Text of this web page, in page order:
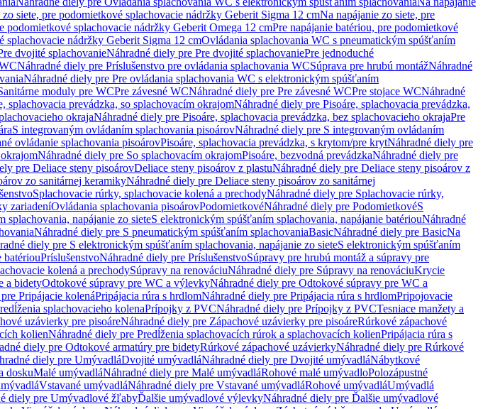
siete, pre podomietkové splachovacie nádržky Geberit Sigma 12 cmNa napájanie zo siete, pre
podomietkové splachovacie nádržky Geberit Omega 12 cmPre napájanie batériou, pre podomietkové
splachovacie nádržky Geberit Sigma 12 cmOvládania splachovania WC s pneumatickým spúšťaním
dvojité splachovanieNáhradné diely pre Pre dvojité splachovaniePre jednoduché
Náhradné diely pre Príslušenstvo pre ovládania splachovania WCSúprava pre hrubú montážNáhradné
Náhradné diely pre Pre ovládania splachovania WC s elektronickým spúšťaním
moduly pre WCPre závesné WCNáhradné diely pre Pre závesné WCPre stojace WCNáhradné
splachovacia prevádzka, so splachovacím okrajomNáhradné diely pre Pisoáre, splachovacia prevádzka,
okrajaNáhradné diely pre Pisoáre, splachovacia prevádzka, bez splachovacieho okrajaPre
S integrovaným ovládaním splachovania pisoárovNáhradné diely pre S integrovaným ovládaním
ovládanie splachovania pisoárovPisoáre, splachovacia prevádzka, s krytom/pre krytNáhradné diely pre
Náhradné diely pre So splachovacím okrajomPisoáre, bezvodná prevádzkaNáhradné diely pre
pre Deliace steny pisoárovDeliace steny pisoárov z plastuNáhradné diely pre Deliace steny pisoárov z
zo sanitárnej keramikyNáhradné diely pre Deliace steny pisoárov zo sanitárnej
Splachovacie rúrky, splachovacie kolená a prechodyNáhradné diely pre Splachovacie rúrky,
zariadeníOvládania splachovania pisoárovPodomietkovéNáhradné diely pre PodomietkovéS
napájanie zo sieteS elektronickým spúšťaním splachovania, napájanie batériouNáhradné
Náhradné diely pre S pneumatickým spúšťaním splachovaniaBasicNáhradné diely pre BasicNa
diely pre S elektronickým spúšťaním splachovania, napájanie zo sieteS elektronickým spúšťaním
batériouPríslušenstvoNáhradné diely pre PríslušenstvoSúpravy pre hrubú montáž a súpravy pre
kolená a prechodySúpravy na renováciuNáhradné diely pre Súpravy na renováciuKrycie
a bidetyOdtokové súpravy pre WC a výlevkyNáhradné diely pre Odtokové súpravy pre WC a
Pripájacie kolenáPripájacia rúra s hrdlomNáhradné diely pre Pripájacia rúra s hrdlomPripojovacie
splachovacieho kolenaPrípojky z PVCNáhradné diely pre Prípojky z PVCTesniace manžety a
uzávierky pre pisoáreNáhradné diely pre Zápachové uzávierky pre pisoáreRúrkové zápachové
kolienNáhradné diely pre Predĺženia splachovacích rúrok a splachovacích kolienPripájacia rúra s
diely pre Odtokové armatúry pre bidetyRúrkové zápachové uzávierkyNáhradné diely pre Rúrkové
diely pre UmývadláDvojité umývadláNáhradné diely pre Dvojité umývadláNábytkové
doskuMalé umývadláNáhradné diely pre Malé umývadláRohové malé umývadloPolozápustné
Vstavané umývadláNáhradné diely pre Vstavané umývadláRohové umývadláUmývadlá
diely pre Umývadlové žľabyĎalšie umývadlové výlevkyNáhradné diely pre Ďalšie umývadlové